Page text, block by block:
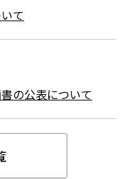
て
の公表について